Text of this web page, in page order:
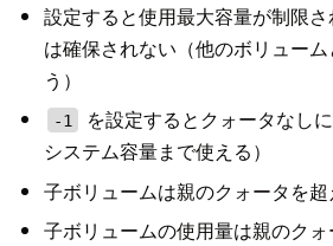
設定すると使用最大容量が制限
は確保されない（他のボリュー
う）
-1
を設定するとクォータなし
システム容量まで使える）
子ボリュームは親のクォータを
子ボリュームの使用量は親のク